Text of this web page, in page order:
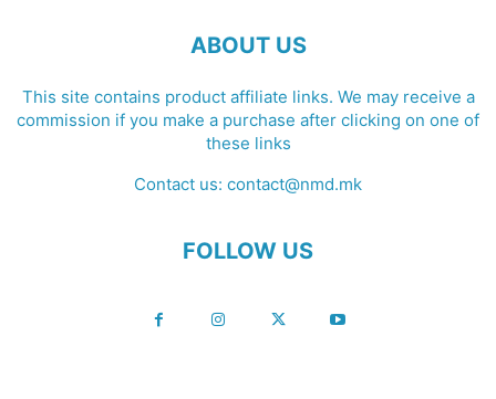
ABOUT US
This site contains product affiliate links. We may receive a
commission if you make a purchase after clicking on one of
these links
Contact us: contact@nmd.mk
FOLLOW US